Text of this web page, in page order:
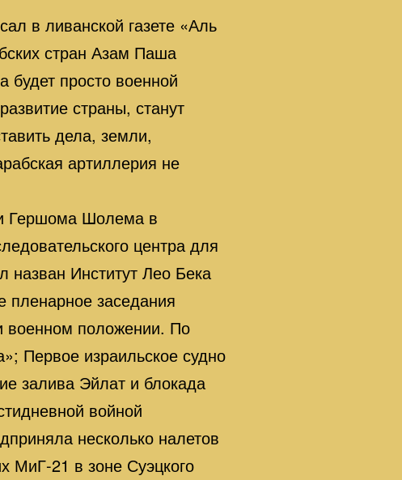
в ливанской газете «Аль
стран Азам Паша
будет просто военной
страны, станут
дела, земли,
артиллерия не
Гершома Шолема в
центра для
назван Институт Лео Бека
заседания
военном положении. По
Первое израильское судно
залива Эйлат и блокада
войной
несколько налетов
МиГ-21 в зоне Суэцкого